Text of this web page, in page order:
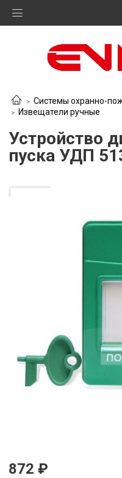
Системы охранно-
Извещатели ручные
Устройство
пуска УДП
872 ₽